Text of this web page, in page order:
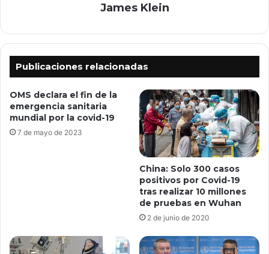
James Klein
Publicaciones relacionadas
OMS declara el fin de la
emergencia sanitaria
mundial por la covid-19
7 de mayo de 2023
China: Solo 300 casos
positivos por Covid-19
tras realizar 10 millones
de pruebas en Wuhan
2 de junio de 2020